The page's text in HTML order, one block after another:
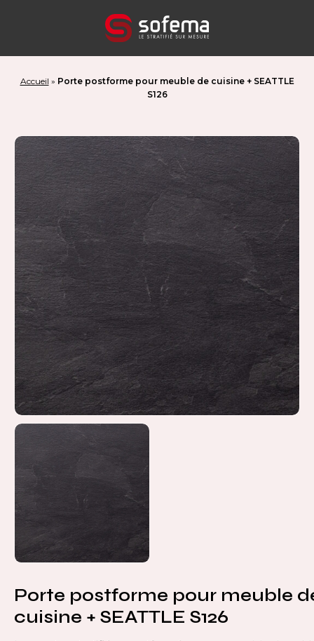
Accueil » Porte postforme pour meuble de cuisine + SEATTLE
S126
Porte postforme pour meuble
cuisine + SEATTLE S126